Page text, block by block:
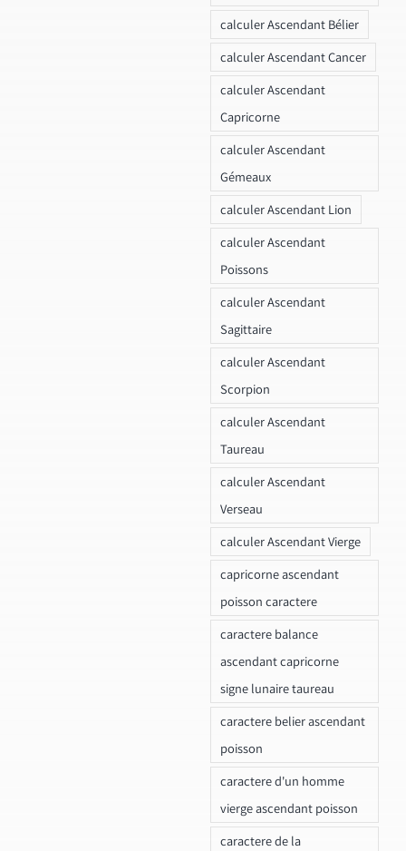
calculer Ascendant Bélier
calculer Ascendant Cancer
calculer Ascendant
Capricorne
calculer Ascendant
Gémeaux
calculer Ascendant Lion
calculer Ascendant
Poissons
calculer Ascendant
Sagittaire
calculer Ascendant
Scorpion
calculer Ascendant
Taureau
calculer Ascendant
Verseau
calculer Ascendant Vierge
capricorne ascendant
poisson caractere
caractere balance
ascendant capricorne
signe lunaire taureau
caractere belier ascendant
poisson
caractere d'un homme
vierge ascendant poisson
caractere de la